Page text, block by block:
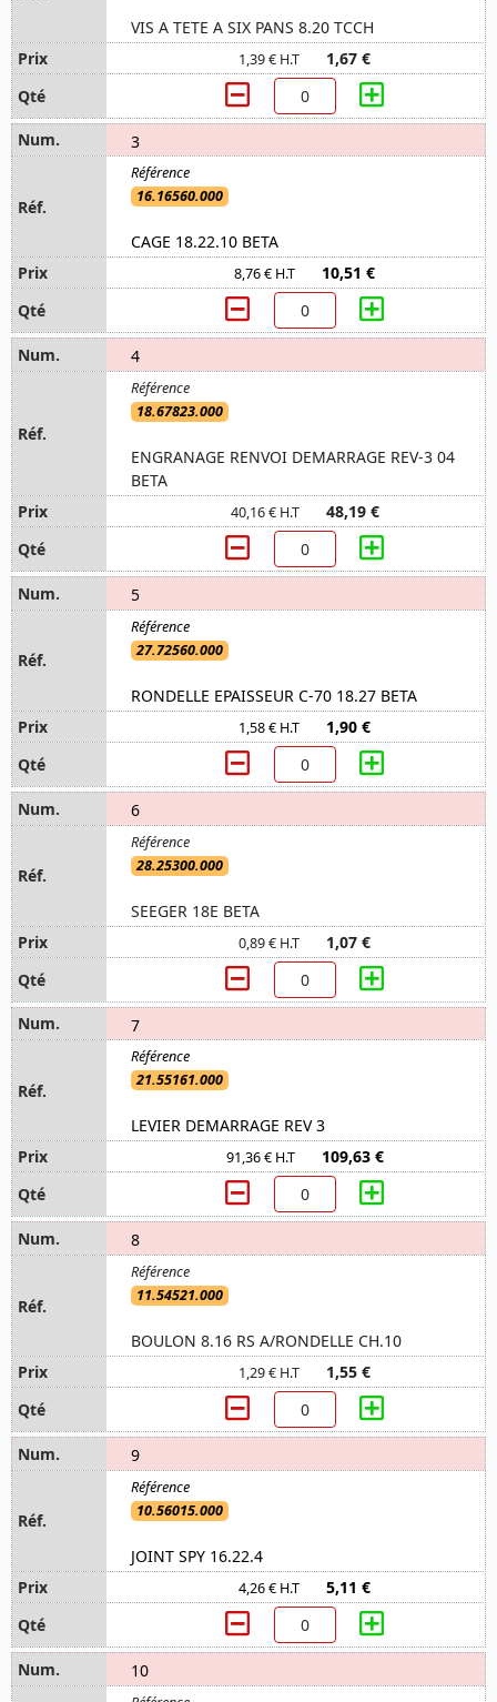
VIS A TETE A SIX PANS 8.20 TCCH
1,39 € H.T 1,67 €
3
16.16560.000
CAGE 18.22.10 BETA
8,76 € H.T 10,51 €
4
18.67823.000
ENGRANAGE RENVOI DEMARRAGE REV-3 04
BETA
40,16 € H.T 48,19 €
5
27.72560.000
RONDELLE EPAISSEUR C-70 18.27 BETA
1,58 € H.T 1,90 €
6
28.25300.000
SEEGER 18E BETA
0,89 € H.T 1,07 €
7
21.55161.000
LEVIER DEMARRAGE REV 3
91,36 € H.T 109,63 €
8
11.54521.000
BOULON 8.16 RS A/RONDELLE CH.10
1,29 € H.T 1,55 €
9
10.56015.000
JOINT SPY 16.22.4
4,26 € H.T 5,11 €
10